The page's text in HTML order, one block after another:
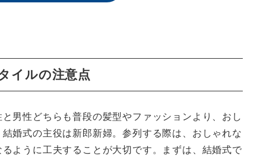
イルの注意点
男性どちらも普段の髪型やファッションより、おし
婚式の主役は新郎新婦。参列する際は、おしゃれな
ように工夫することが大切です。まずは、結婚式で